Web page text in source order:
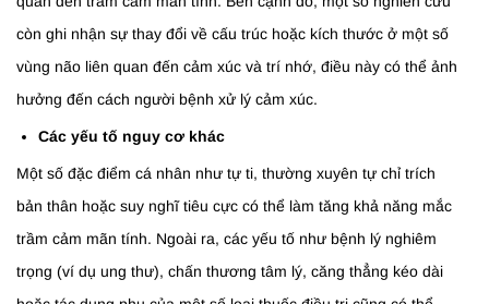
còn ghi nhận sự thay đổi về cấu trúc hoặc kích thước ở một số
vùng não liên quan đến cảm xúc và trí nhớ, điều này có thể ảnh
hưởng đến cách người bệnh xử lý cảm xúc.
Các yếu tố nguy cơ khác
Một số đặc điểm cá nhân như tự ti, thường xuyên tự chỉ trích
bản thân hoặc suy nghĩ tiêu cực có thể làm tăng khả năng mắc
trầm cảm mãn tính. Ngoài ra, các yếu tố như bệnh lý nghiêm
trọng (ví dụ ung thư), chấn thương tâm lý, căng thẳng kéo dài